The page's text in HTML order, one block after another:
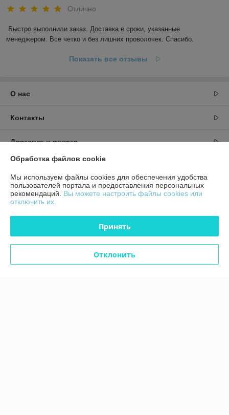
Отлично
Быстро выполнили заказ. Доставка в сроки, указанные
менеджером. Все четко и без лишних проволочек. Спасибо.
Показать все отзывы
О нас
Контакты
Доставка и оплата
Полная версия сайта
Сайт создан на платформе Deal.by
Обработка файлов cookie
Мы используем файлы cookies для обеспечения удобства
пользователей портала и предоставления персональных
рекомендаций. Вы можете настроить файлы cookies или
отключить их.
Принять
Отклонить